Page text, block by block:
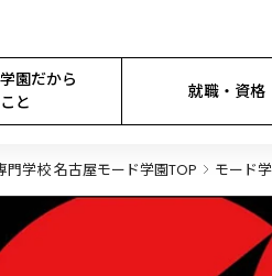
園だから
と
就職・資格
学校 名古屋モード学園TOP モード